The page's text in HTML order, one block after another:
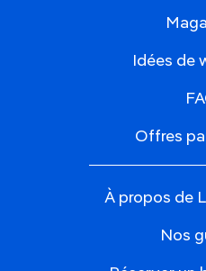
Idées de
Offres
À propos de
Nos